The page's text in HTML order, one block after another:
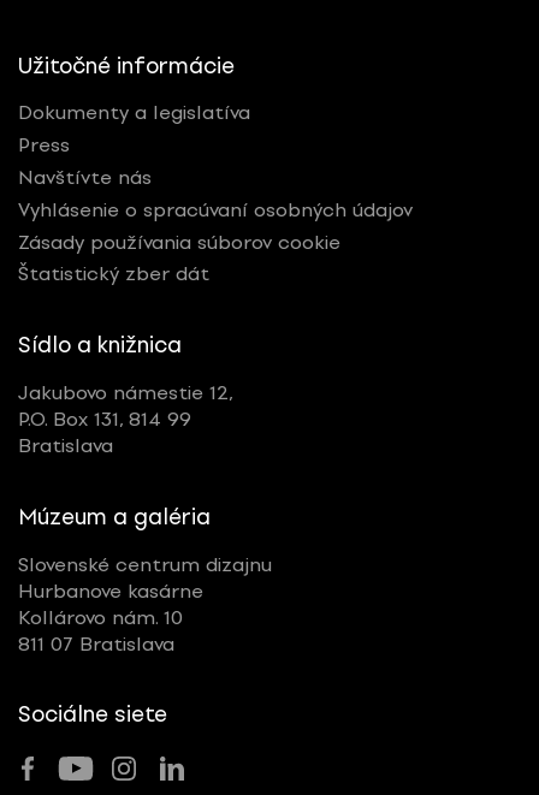
Užitočné informácie
Dokumenty a legislatíva
Press
Navštívte nás
Vyhlásenie o spracúvaní osobných údajov
Zásady používania súborov cookie
Štatistický zber dát
Sídlo a knižnica
Jakubovo námestie 12,
P.O. Box 131, 814 99
Bratislava
Múzeum a galéria
Slovenské centrum dizajnu
Hurbanove kasárne
Kollárovo nám. 10
811 07 Bratislava
Sociálne siete